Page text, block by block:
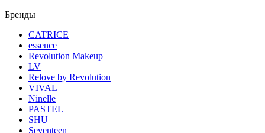
Бренды
CATRICE
essence
Revolution Makeup
LV
Relove by Revolution
VIVAL
Ninelle
PASTEL
SHU
Seventeen